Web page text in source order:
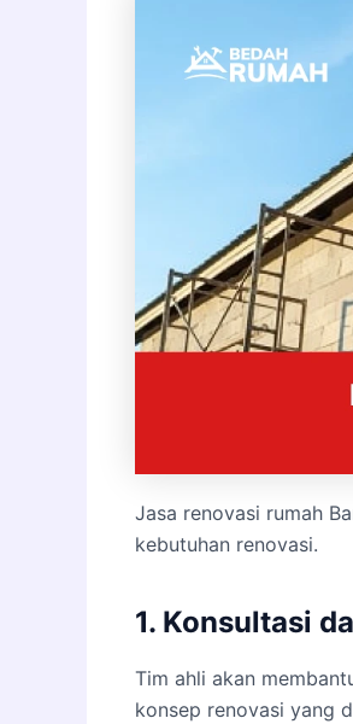
Jasa renovasi rumah
kebutuhan renovasi.
1. Konsultasi
Tim ahli akan
konsep renovasi yang